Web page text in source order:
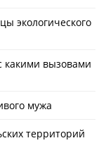
экологического
какими вызовами
мужа
территорий